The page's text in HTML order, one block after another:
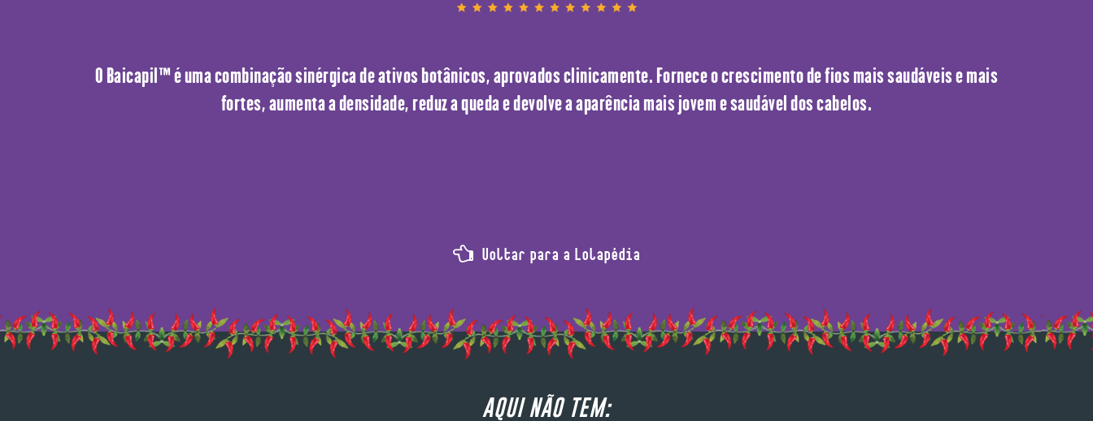
O Baicapil™ é uma combinação sinérgica de ativos botânicos, aprovados clinicamente. Fornece o crescimento de fios mais saudáveis e mais
fortes, aumenta a densidade, reduz a queda e devolve a aparência mais jovem e saudável dos cabelos.
Voltar para a Lolapédia
AQUI NÃO TEM: